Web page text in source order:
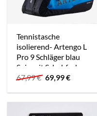
Tennistasche
isolierend- Artengo L
Pro 9 Schläger blau
Spin mit Schuhfach
67,99€ Ursprünglicher
Preis
war:
67,99 €
69,99€Aktueller
ist:
69,99 €.